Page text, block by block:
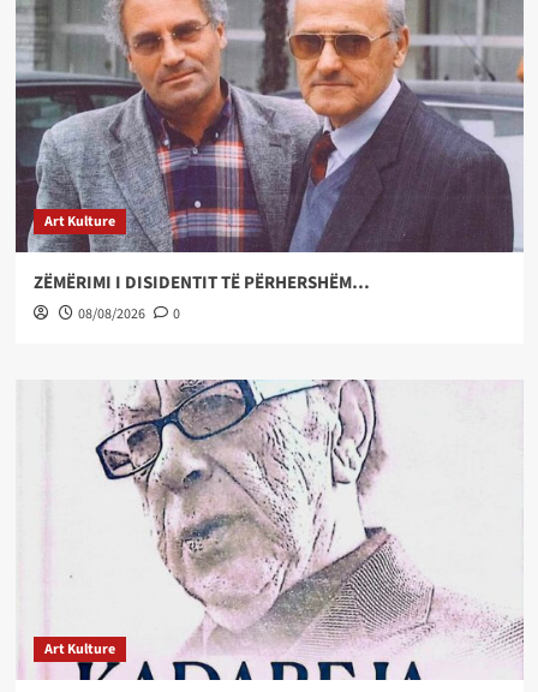
Art Kulture
ZËMËRIMI I DISIDENTIT TË PËRHERSHËM…
08/08/2026 0
Art Kulture